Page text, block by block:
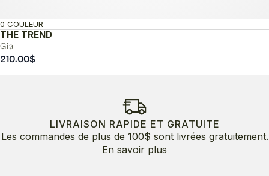
THE TREND
Gia
0 COULEUR
210.00$
LIVRAISON RAPIDE ET GRATUITE
Les commandes de plus de 100$ sont livrées gratuitement.
En savoir plus